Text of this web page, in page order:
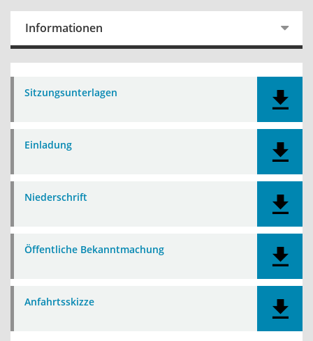
Informationen
Sitzungsunterlagen
Einladung
Niederschrift
Öffentliche Bekanntmachung
Anfahrtsskizze